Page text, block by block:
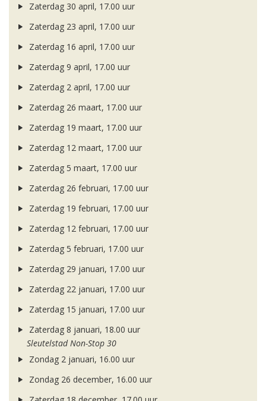
Zaterdag 30 april, 17.00 uur
Zaterdag 23 april, 17.00 uur
Zaterdag 16 april, 17.00 uur
Zaterdag 9 april, 17.00 uur
Zaterdag 2 april, 17.00 uur
Zaterdag 26 maart, 17.00 uur
Zaterdag 19 maart, 17.00 uur
Zaterdag 12 maart, 17.00 uur
Zaterdag 5 maart, 17.00 uur
Zaterdag 26 februari, 17.00 uur
Zaterdag 19 februari, 17.00 uur
Zaterdag 12 februari, 17.00 uur
Zaterdag 5 februari, 17.00 uur
Zaterdag 29 januari, 17.00 uur
Zaterdag 22 januari, 17.00 uur
Zaterdag 15 januari, 17.00 uur
Zaterdag 8 januari, 18.00 uur
Sleutelstad Non-Stop 30
Zondag 2 januari, 16.00 uur
Zondag 26 december, 16.00 uur